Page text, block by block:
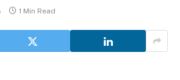
1 Min Read